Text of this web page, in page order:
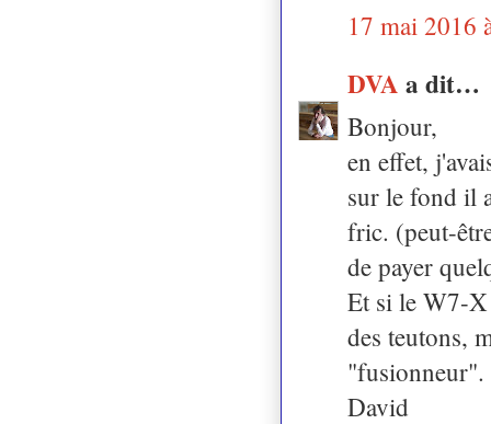
17 mai 2016
DVA a dit…
Bonjour,
en effet,
sur le fond il
fric. (peut-
de payer
Et si le W7-X
des teutons,
"fusionneur".
David